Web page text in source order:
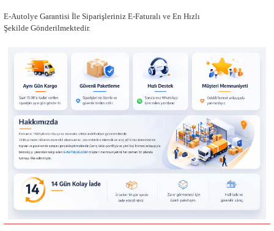
E-Autolye Garantisi İle Siparişleriniz E-Faturalı ve En Hızlı
Şekilde Gönderilmektedir.